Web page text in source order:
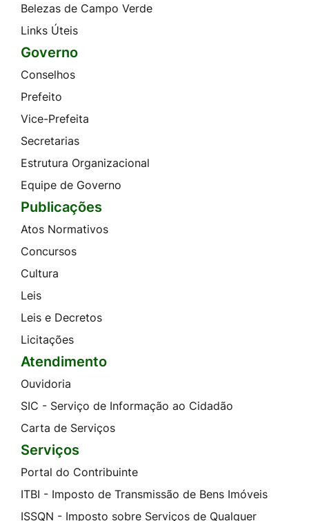
Belezas de Campo Verde
Links Úteis
Governo
Conselhos
Prefeito
Vice-Prefeita
Secretarias
Estrutura Organizacional
Equipe de Governo
Publicações
Atos Normativos
Concursos
Cultura
Leis
Leis e Decretos
Licitações
Atendimento
Ouvidoria
SIC - Serviço de Informação ao Cidadão
Carta de Serviços
Serviços
Portal do Contribuinte
ITBI - Imposto de Transmissão de Bens Imóveis
ISSQN - Imposto sobre Serviços de Qualquer